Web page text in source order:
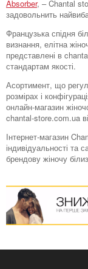
Absorber, – Chantal
задовольнить
Французька спідня
визнання, елітна
представлені в
стандартам якості.
Асортимент, що
розмірах і
онлайн-магазин
chantal-store.com.ua
Інтернет-магазин
індивідуальності та
брендову жіночу